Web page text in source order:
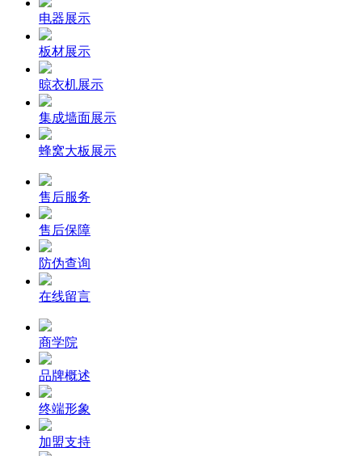
电器展示
板材展示
晾衣机展示
集成墙面展示
蜂窝大板展示
售后服务
售后保障
防伪查询
在线留言
商学院
品牌概述
终端形象
加盟支持